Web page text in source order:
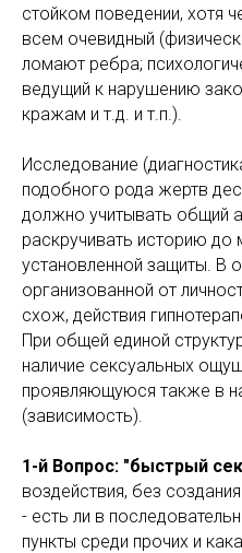
стойком поведении, хотя
всем очевидный
ломают ребра;
ведущий к нарушению
кражам и т.д. и т.п.).
Исследование
подобного рода жертв
должно учитывать общий
раскручивать историю до
установленной защиты. В
организованной от
схож, действия
При общей единой
наличие сексуальных
проявляющуюся также в
(зависимость).
1-й Вопрос: "быстрый
воздействия, без
- есть ли в
пункты среди прочих и